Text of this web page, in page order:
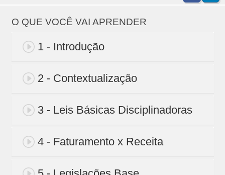
O QUE VOCÊ VAI APRENDER
1 - Introdução
2 - Contextualização
3 - Leis Básicas Disciplinadoras
4 - Faturamento x Receita